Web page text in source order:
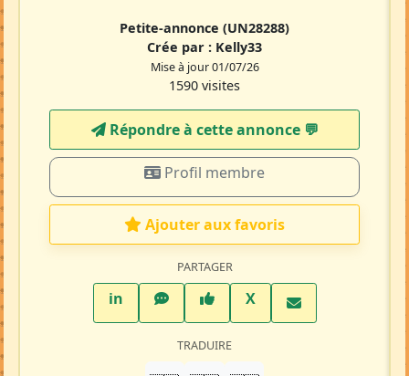
Petite-annonce (UN28288)
Crée par : Kelly33
Mise à jour 01/07/26
1590 visites
Répondre à cette annonce 💬​
Profil membre
Ajouter aux favoris
PARTAGER
inLinkedInWhatsAppFacebook
XTwitter X
TRADUIRE